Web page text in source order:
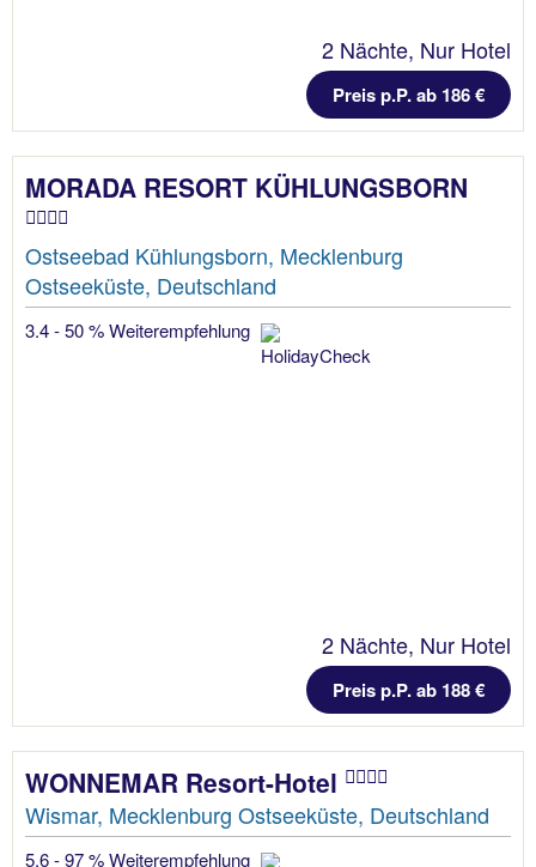
2 Nächte, Nur Hotel
Preis p.P. ab 186 €
MORADA RESORT KÜHLUNGSBORN
Ostseebad Kühlungsborn, Mecklenburg
Ostseeküste, Deutschland
3.4 - 50 % Weiterempfehlung
2 Nächte, Nur Hotel
Preis p.P. ab 188 €
WONNEMAR Resort-Hotel
Wismar, Mecklenburg Ostseeküste, Deutschland
5.6 - 97 % Weiterempfehlung